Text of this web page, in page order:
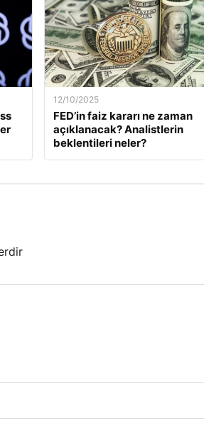
12/10/2025
FED’in faiz kararı ne zaman
açıklanacak? Analistlerin
beklentileri neler?